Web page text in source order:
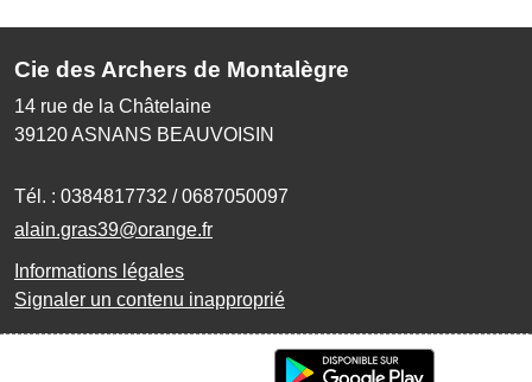
Cie des Archers de Montalègre
14 rue de la Châtelaine
39120ASNANS BEAUVOISIN
Tél. : 0384817732 / 0687050097
alain.gras39@orange.fr
Informations légales
Signaler un contenu inapproprié